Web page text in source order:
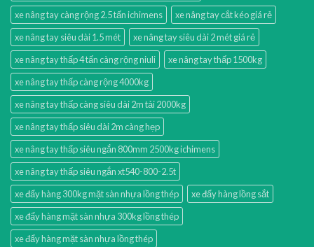
xe nâng tay càng rộng 2.5 tấn ichimens
xe nâng tay cắt kéo giá rẻ
xe nâng tay siêu dài 1.5 mét
xe nâng tay siêu dài 2 mét giá rẻ
xe nâng tay thấp 4 tấn càng rộng niuli
xe nâng tay thấp 1500kg
xe nâng tay thấp càng rộng 4000kg
xe nâng tay thấp càng siêu dài 2m tải 2000kg
xe nâng tay thấp siêu dài 2m càng hẹp
xe nâng tay thấp siêu ngắn 800mm 2500kg ichimens
xe nâng tay thấp siêu ngắn xt540-800-2.5t
xe đẩy hàng 300kg mặt sàn nhựa lồng thép
xe đẩy hàng lồng sắt
xe đẩy hàng mặt sàn nhựa 300kg lồng thép
xe đẩy hàng mặt sàn nhựa lồng thép